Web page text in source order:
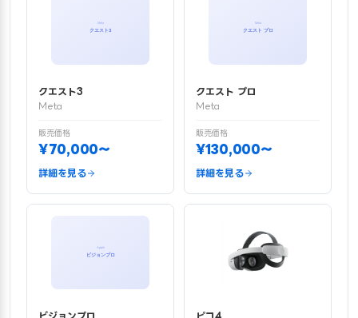
クエスト3
Meta
販売価格
¥70,000〜
詳細を見る
クエスト プロ
Meta
販売価格
¥130,000〜
詳細を見る